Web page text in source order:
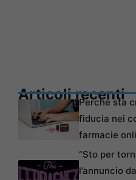
Articoli recenti
Perché sta
fiducia nei
farmacie
“Sto per
l’annuncio